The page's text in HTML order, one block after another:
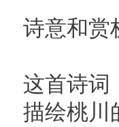
诗意和赏
这首诗词
描绘桃川